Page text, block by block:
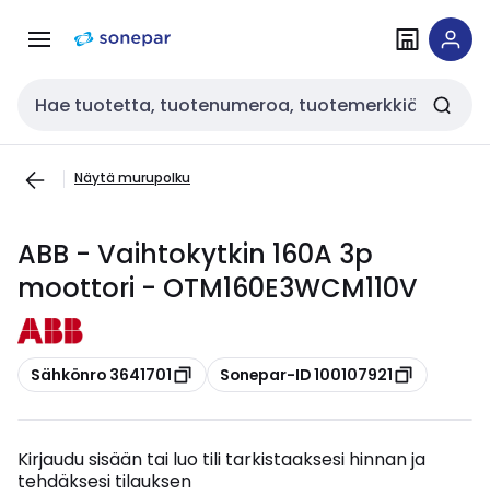
navigointiinsisältöön
Haku
Näytä murupolku
ABB - Vaihtokytkin 160A 3p
moottori - OTM160E3WCM110V
Kopioi
Sähkönro 3641701 Kopioi
Sonepar-ID 100107921
Kirjaudu sisään tai luo tili tarkistaaksesi hinnan ja
tehdäksesi tilauksen